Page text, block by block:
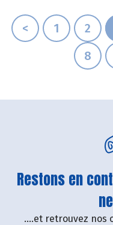
< 1 2
8
Restons en
....et retrouvez nos